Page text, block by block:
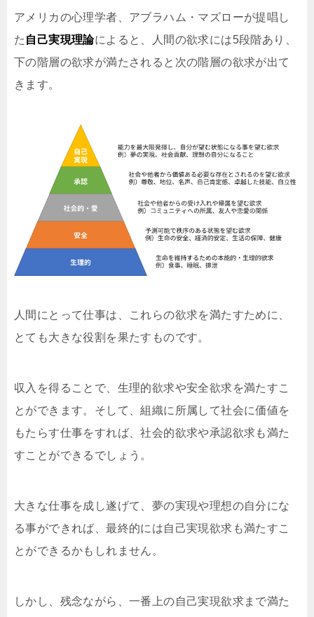
アメリカの心理学者、アブラハム・マズローが提唱し
た 自己実現理論によると、人間の欲求には5段階あり、
下の階層の欲求が満たされると次の階層の欲求が出て
きます。
人間にとって仕事は、これらの欲求を満たすために、
とても大きな役割を果たすものです。
収入を得ることで、生理的欲求や安全欲求を満たすこ
とができます。そして、組織に所属して社会に価値を
もたらす仕事をすれば、社会的欲求や承認欲求も満た
すことができるでしょう。
大きな仕事を成し遂げて、夢の実現や理想の自分にな
る事ができれば、最終的には自己実現欲求も満たすこ
とができるかもしれません。
しかし、残念ながら、一番上の自己実現欲求まで満た